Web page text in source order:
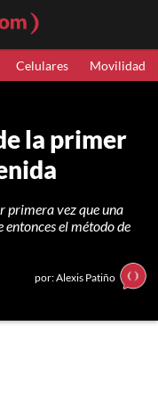
Celulares Movilidad
la primer
primera vez que una
el método de
por: Alexis Patiño